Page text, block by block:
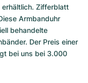
erhältlich. Zifferblatt
Armbanduhr
behandelte
Der Preis einer
bei uns bei 3.000